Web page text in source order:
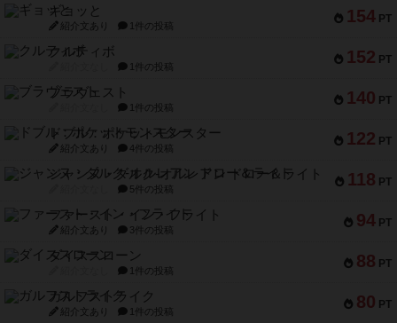
154 PT
ギョッと
紹介文あり 1件の投稿
152 PT
クルティボ
1件の投稿
140 PT
ブラヴェスト
1件の投稿
122 PT
ドブル：ポケットモンスター
紹介文あり 4件の投稿
118 PT
ジャンヌ・ダルク-オルレアン ドロー＆ライト
5件の投稿
94 PT
ファースト・イン・フライト
紹介文あり 3件の投稿
88 PT
ダイススローン
1件の投稿
80 PT
ガルフストライク
紹介文あり 1件の投稿